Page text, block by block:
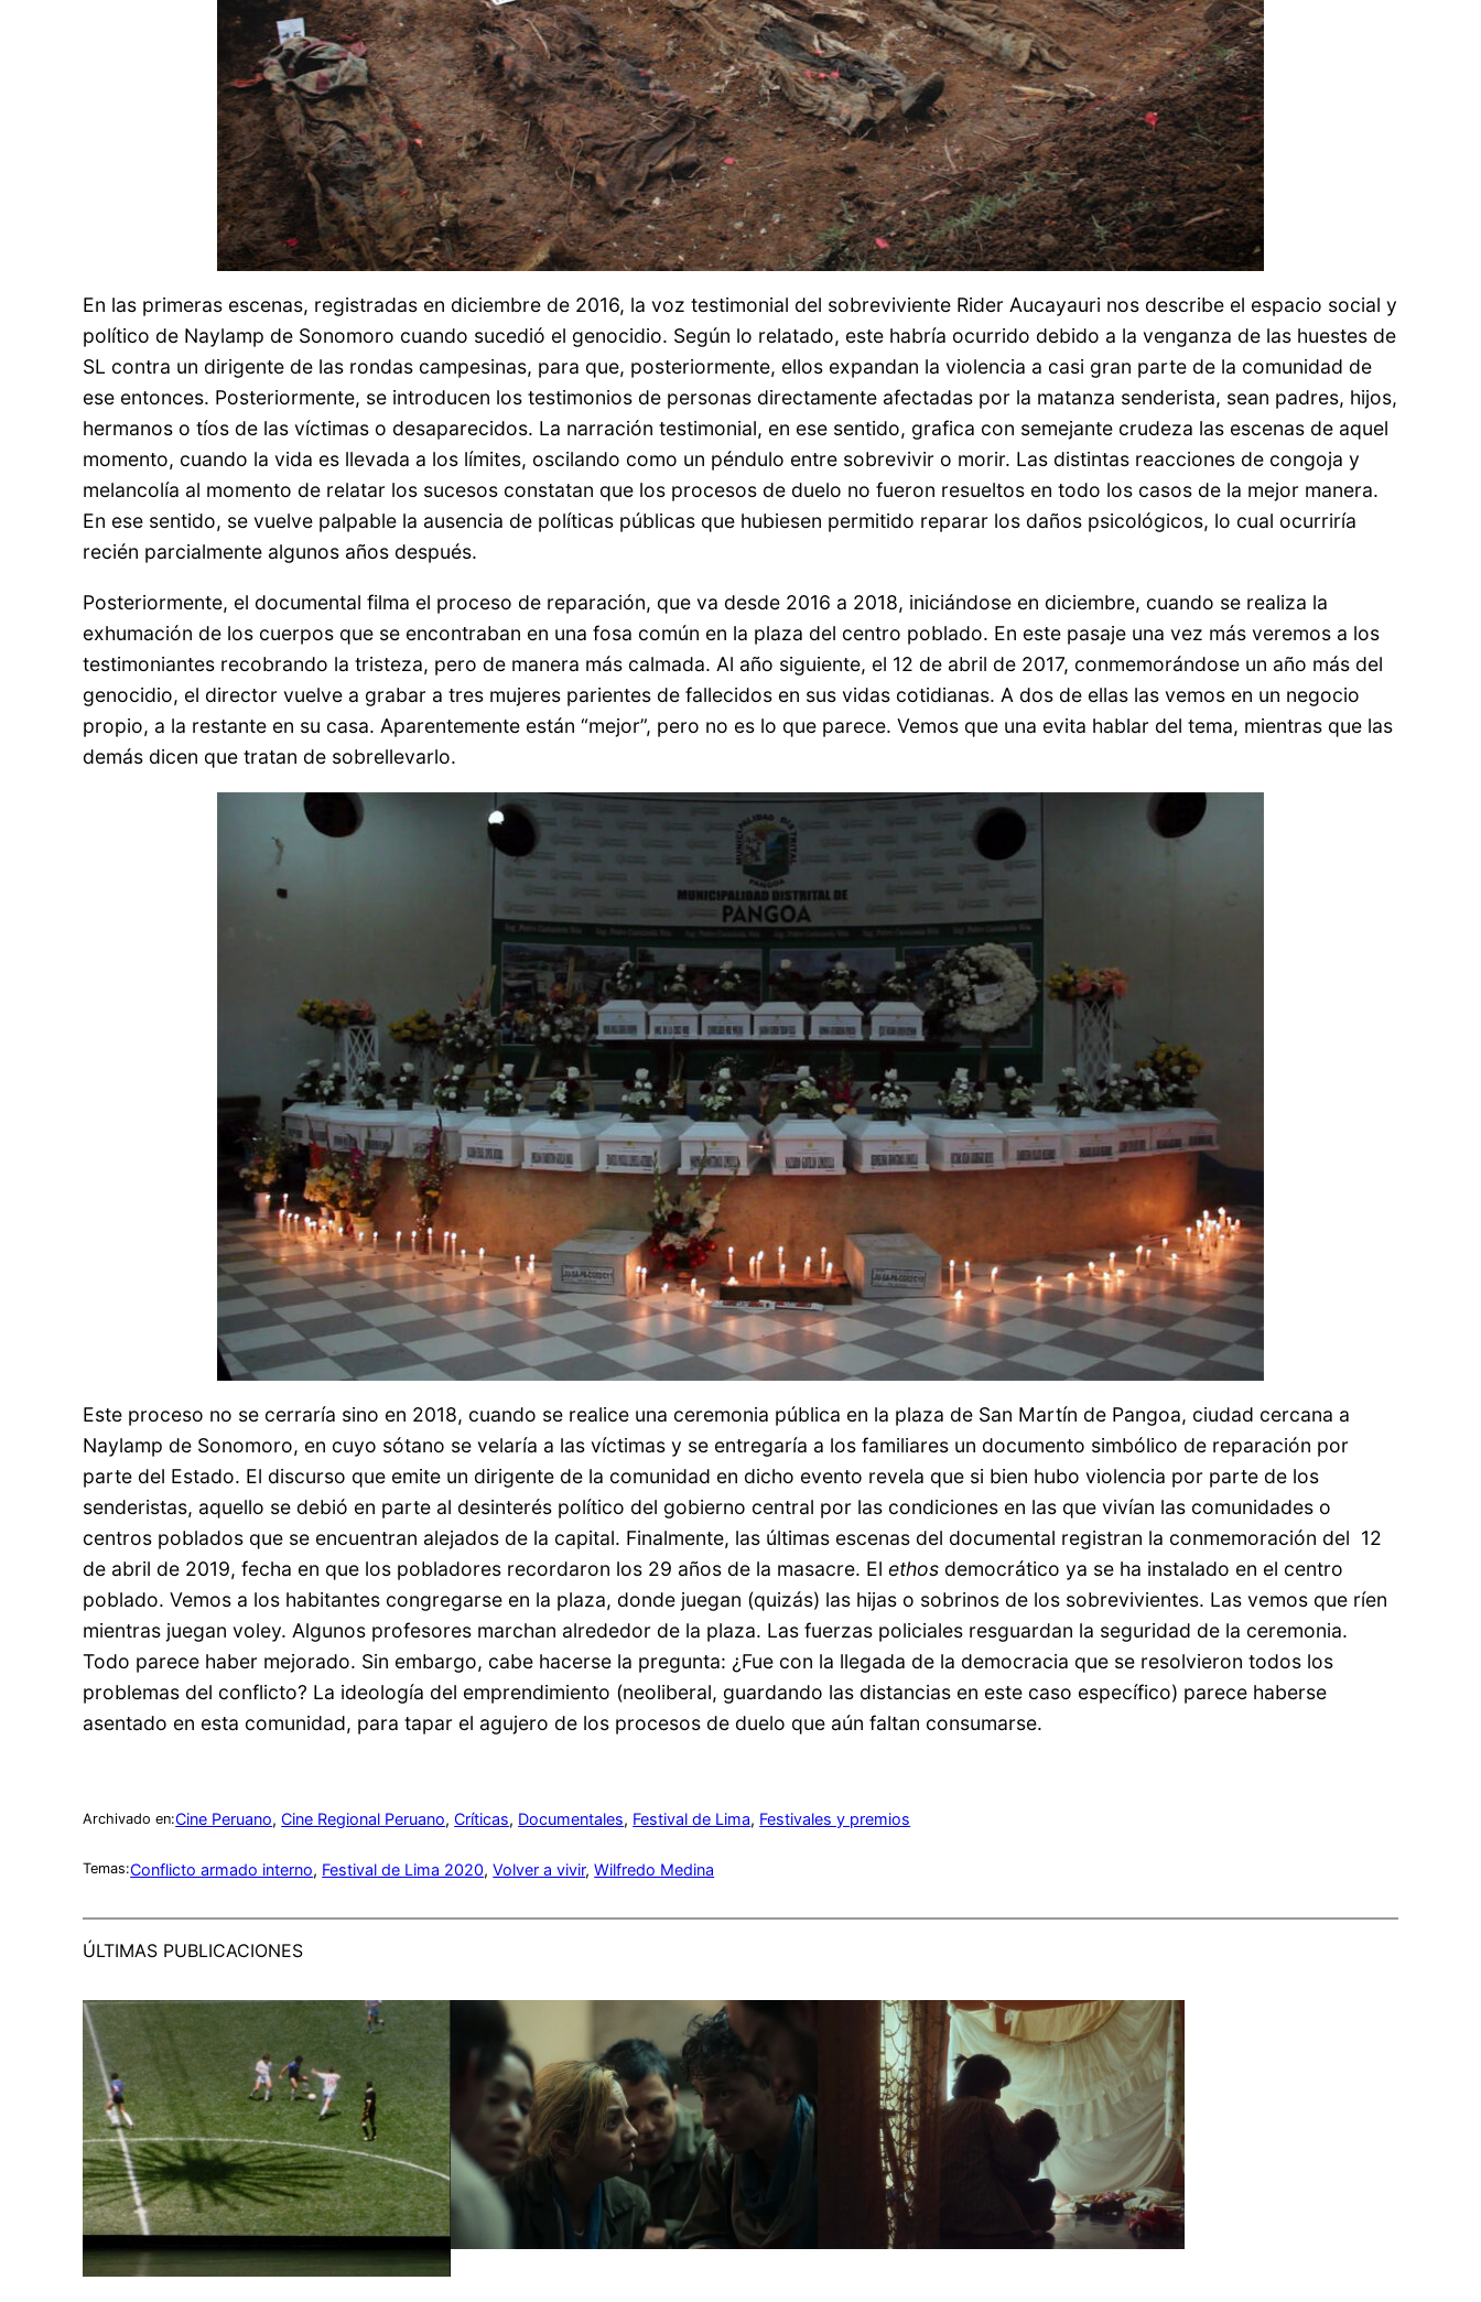
En las primeras escenas, registradas en diciembre de 2016, la voz testimonial del sobreviviente Rider Aucayauri nos describe el espacio social y
político de Naylamp de Sonomoro cuando sucedió el genocidio. Según lo relatado, este habría ocurrido debido a la venganza de las huestes de
SL contra un dirigente de las rondas campesinas, para que, posteriormente, ellos expandan la violencia a casi gran parte de la comunidad de
ese entonces. Posteriormente, se introducen los testimonios de personas directamente afectadas por la matanza senderista, sean padres, hijos,
hermanos o tíos de las víctimas o desaparecidos. La narración testimonial, en ese sentido, grafica con semejante crudeza las escenas de aquel
momento, cuando la vida es llevada a los límites, oscilando como un péndulo entre sobrevivir o morir. Las distintas reacciones de congoja y
melancolía al momento de relatar los sucesos constatan que los procesos de duelo no fueron resueltos en todo los casos de la mejor manera.
En ese sentido, se vuelve palpable la ausencia de políticas públicas que hubiesen permitido reparar los daños psicológicos, lo cual ocurriría
recién parcialmente algunos años después.
Posteriormente, el documental filma el proceso de reparación, que va desde 2016 a 2018, iniciándose en diciembre, cuando se realiza la
exhumación de los cuerpos que se encontraban en una fosa común en la plaza del centro poblado. En este pasaje una vez más veremos a los
testimoniantes recobrando la tristeza, pero de manera más calmada. Al año siguiente, el 12 de abril de 2017, conmemorándose un año más del
genocidio, el director vuelve a grabar a tres mujeres parientes de fallecidos en sus vidas cotidianas. A dos de ellas las vemos en un negocio
propio, a la restante en su casa. Aparentemente están “mejor”, pero no es lo que parece. Vemos que una evita hablar del tema, mientras que las
demás dicen que tratan de sobrellevarlo.
Este proceso no se cerraría sino en 2018, cuando se realice una ceremonia pública en la plaza de San Martín de Pangoa, ciudad cercana a
Naylamp de Sonomoro, en cuyo sótano se velaría a las víctimas y se entregaría a los familiares un documento simbólico de reparación por
parte del Estado. El discurso que emite un dirigente de la comunidad en dicho evento revela que si bien hubo violencia por parte de los
senderistas, aquello se debió en parte al desinterés político del gobierno central por las condiciones en las que vivían las comunidades o
centros poblados que se encuentran alejados de la capital. Finalmente, las últimas escenas del documental registran la conmemoración del 12
de abril de 2019, fecha en que los pobladores recordaron los 29 años de la masacre. Elethos democrático ya se ha instalado en el centro
poblado. Vemos a los habitantes congregarse en la plaza, donde juegan (quizás) las hijas o sobrinos de los sobrevivientes. Las vemos que ríen
mientras juegan voley. Algunos profesores marchan alrededor de la plaza. Las fuerzas policiales resguardan la seguridad de la ceremonia.
Todo parece haber mejorado. Sin embargo, cabe hacerse la pregunta: ¿Fue con la llegada de la democracia que se resolvieron todos los
problemas del conflicto? La ideología del emprendimiento (neoliberal, guardando las distancias en este caso específico) parece haberse
asentado en esta comunidad, para tapar el agujero de los procesos de duelo que aún faltan consumarse.
Archivado en:Cine Peruano, Cine Regional Peruano, Críticas, Documentales, Festival de Lima, Festivales y premios
Temas:Conflicto armado interno, Festival de Lima 2020, Volver a vivir, Wilfredo Medina
ÚLTIMAS PUBLICACIONES